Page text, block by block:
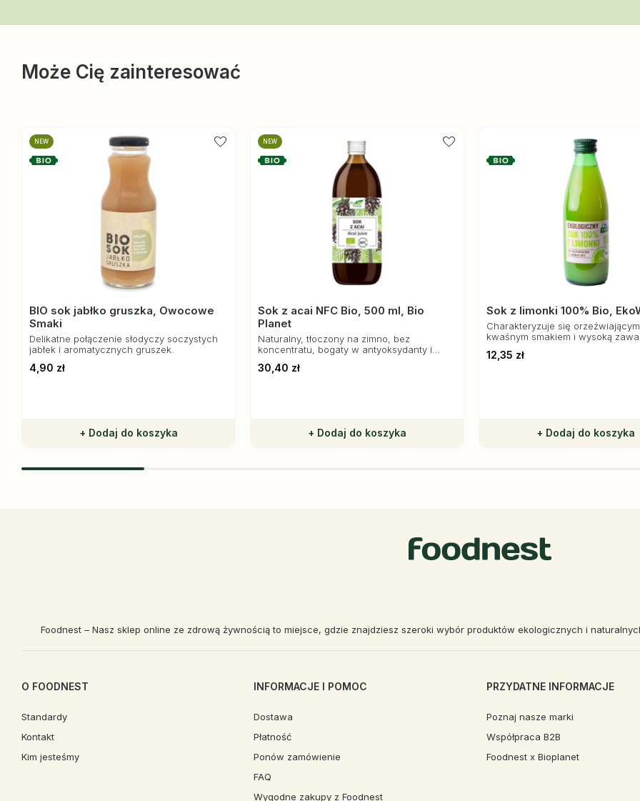
Może Cię zainteresować
NEW
BIO sok jabłko gruszka, Owocowe
Smaki
Delikatne połączenie słodyczy soczystych
jabłek i aromatycznych gruszek.
4,90 zł
+ Dodaj do koszyka
NEW
Sok z acai NFC Bio, 500 ml, Bio
Planet
Naturalny, tłoczony na zimno, bez
koncentratu, bogaty w antyoksydanty i
diety i koktajli.
30,40 zł
+ Dodaj do koszyka
Sok z limonki 100% Bio,
Charakteryzuje się
kwaśnym smakiem i wysoką
12,35 zł
+ Dodaj do koszyka
Foodnest – Nasz sklep online ze zdrową żywnością to miejsce, gdzie znajdziesz szeroki wybór produktów ekologicznych i
O FOODNEST
Standardy
Kontakt
Kim jesteśmy
INFORMACJE I POMOC
Dostawa
Płatność
Ponów zamówienie
FAQ
Wygodne zakupy z Foodnest
PRZYDATNE INFORMACJE
Poznaj nasze marki
Współpraca B2B
Foodnest x Bioplanet